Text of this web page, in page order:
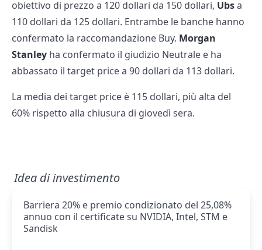
obiettivo di prezzo a 120 dollari da 150 dollari, Ubsa
110 dollari da 125 dollari. Entrambe le banche hanno
confermato la raccomandazione Buy. Morgan
Stanley ha confermato il giudizio Neutrale e ha
abbassato il target price a 90 dollari da 113 dollari.
La media dei target price è 115 dollari, più alta del
60% rispetto alla chiusura di giovedì sera.
Idea di investimento
Barriera 20% e premio condizionato del 25,08%
annuo con il certificate su NVIDIA, Intel, STM e
Sandisk